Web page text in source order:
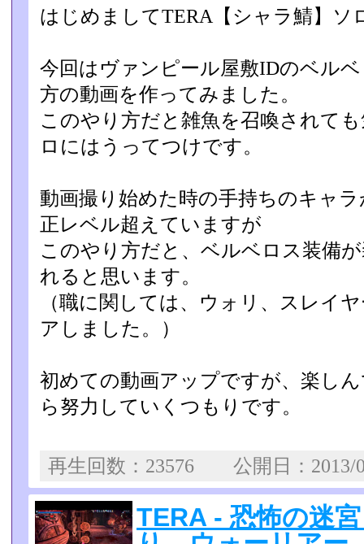
はじめましてTERA【シャラ鯖】ソ
今回はヴァンピール屋敷IDのベル
方の動画を作ってみまし­た。
このやり方だと雑魚を召喚されて
ロにはうってつけです。
動画撮り始めた時の手持ちのキャ
正レベル超えていますが
このやり方だと、ベルベロス装備
れると思います。
（職に関しては、ウォリ、スレイ
アしました。）
初めての動画アップですが、楽し
ら努力していくつもりです­。
再生回数：23576 公開日：
TERA - 恐怖の迷